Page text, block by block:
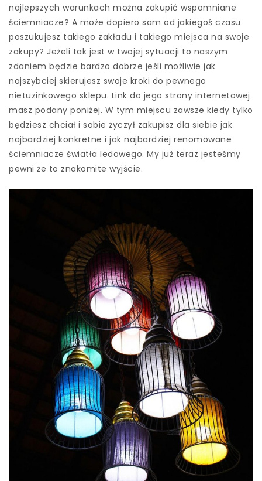
najlepszych warunkach można zakupić wspomniane
ściemniacze? A może dopiero sam od jakiegoś czasu
poszukujesz takiego zakładu i takiego miejsca na swoje
zakupy? Jeżeli tak jest w twojej sytuacji to naszym
zdaniem będzie bardzo dobrze jeśli możliwie jak
najszybciej skierujesz swoje kroki do pewnego
nietuzinkowego sklepu. Link do jego strony internetowej
masz podany poniżej. W tym miejscu zawsze kiedy tylko
będziesz chciał i sobie życzył zakupisz dla siebie jak
najbardziej konkretne i jak najbardziej renomowane
ściemniacze światła ledowego. My już teraz jesteśmy
pewni że to znakomite wyjście.